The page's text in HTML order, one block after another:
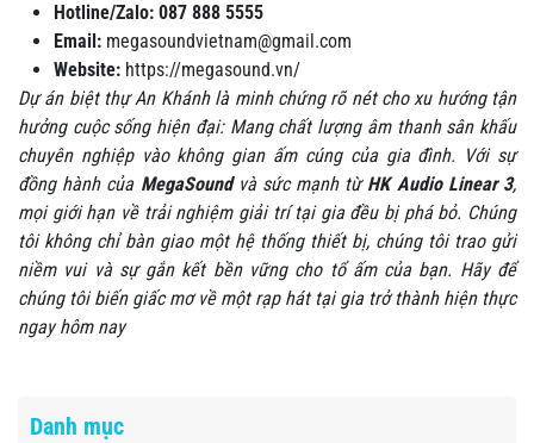
Hotline/Zalo: 087 888 5555
Email: megasoundvietnam@gmail.com
Website: https://megasound.vn/
Dự án biệt thự An Khánh là minh chứng rõ nét cho xu hướng tận
hưởng cuộc sống hiện đại: Mang chất lượng âm thanh sân khấu
chuyên nghiệp vào không gian ấm cúng của gia đình. Với sự
đồng hành của MegaSoundvà sức mạnh từ HK Audio Linear 3,
mọi giới hạn về trải nghiệm giải trí tại gia đều bị phá bỏ. Chúng
tôi không chỉ bàn giao một hệ thống thiết bị, chúng tôi trao gửi
niềm vui và sự gắn kết bền vững cho tổ ấm của bạn. Hãy để
chúng tôi biến giấc mơ về một rạp hát tại gia trở thành hiện thực
ngay hôm nay
Danh mục